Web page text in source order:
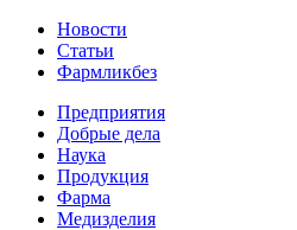
Новости
Статьи
Фармликбез
Предприятия
Добрые дела
Наука
Продукция
Фарма
Медизделия